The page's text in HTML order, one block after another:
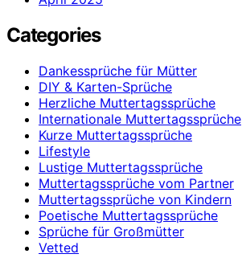
Categories
Dankessprüche für Mütter
DIY & Karten-Sprüche
Herzliche Muttertagssprüche
Internationale Muttertagssprüche
Kurze Muttertagssprüche
Lifestyle
Lustige Muttertagssprüche
Muttertagssprüche vom Partner
Muttertagssprüche von Kindern
Poetische Muttertagssprüche
Sprüche für Großmütter
Vetted